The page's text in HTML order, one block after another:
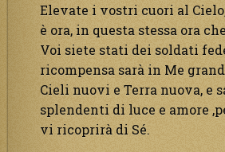
Elevate i vostri cuori al
è ora, in questa stessa ora
Voi siete stati dei soldati
ricompensa sarà in Me
Cieli nuovi e Terra nuova, e
splendenti di luce e amore
vi ricoprirà di Sé.